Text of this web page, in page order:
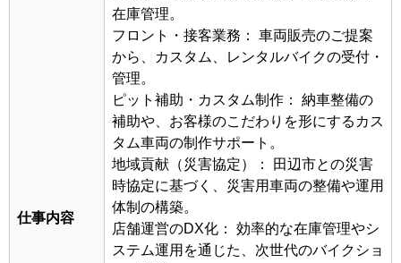
仕事内容
在庫管理。
フロント・接客業務： 車両販売のご提案
から、カスタム、レンタルバイクの受付・
管理。
ピット補助・カスタム制作： 納車整備の
補助や、お客様のこだわりを形にするカス
タム車両の制作サポート。
地域貢献（災害協定）： 田辺市との災害
時協定に基づく、災害用車両の整備や運用
体制の構築。
店舗運営のDX化： 効率的な在庫管理やシ
ステム運用を通じた、次世代のバイクショ